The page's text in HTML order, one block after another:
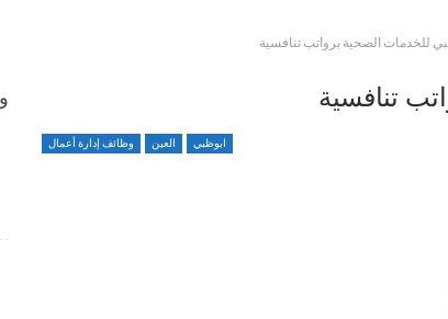
للخدمات الصحية برواتب تنافسية
تنافسية
ابوظبي العين وظائف إدارة أعمال
وظائف متميزة ضمن بيئة عمل مهنية برواتب محفزة